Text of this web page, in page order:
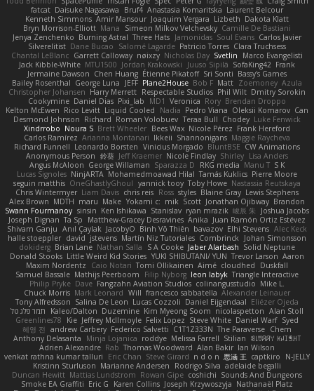
fatcat Daisuke Nagasawa Bruf4 Anastasia Komaritska Laurent Belcour
Kenneth Simmons Amir Mansour Joaquim Vergara Lizbeth Dakota Klatt
Bryn Morrison-Elliott Mana Simeon Milkov Velchevsky Camille De Bastiani
Jenya Zenchenko Burning Astral Three Hats Jamonidas Soul Evans Carlos Javier
Silverelitist Dane Bucao Salomé Lagarde Patricio Torres Clara Truchsess
Chantal LeBlanc Garrett Calloway nøixzy Nicholas Day Svetlin
Marco Evangelisti
Jack Kibble-White MTU1500 Jordan Krakowski Juuso Sipilä SofaKing42 Frank
Jermaine Dawson Chen Huang Étienne Pikatoff Sri Sonti Bassy's Games
Bailey Rosenthal George Luna JEFF Plane2House Bob F Matt Zoemoney Azula
Christopher Johansen Harry Merrett Respectable Studios Phil Wilt Dmitry Sorokin
Cookymine Daniel Dias Pixi_lab MD1 Veronica Rory Brendan Droppo
Kelton McEwen Rico Levitt Liquid Cooled Nadia Pedro Viana Oleksii Komarov Can
Desmond Johnson Richard Roman Volobuev Teraa Bull Chodey Luke Fenwick
Xindrrobo Noura S Brett Wheeler Bees Wax Nicole Pérez Frank Hereford
Carlos Ramírez Arianna Montanari Ikkeii Shannonigans Maggie Raycheva
Richard Funnell Leonardo Borsten Vinicius Morgado BluntBSE CW Animations
Anonymous Person 鈴葵 Jeff Kraemer Nicole Findlay Shirley Lisa Anders
Angus McAloon George Willaman Sparazza D RKG media Manu T S K
Lucas Signoles NinjARTA Mohamedmoawad Hilal Tamás Kuklics Pierre Moore
seguin matthis OneGhastlyGhoul yannick tooy Toby Howe Nastassia Reutskaya
Chris Wintermyer Liam Davis chris reis Ross styles Blaine Gray Lewis Stephens
Alex Brown MDTH maru Make Yokami c: mik Scott Jonathan Ojibway Brandon
Swann Fourmanoy sinsin Ken Ishikawa Stanislav ryan mrazik 峻辰 朱
Joshua Jacobs
Joseph Dignan Ta Sp Matthew-Gracey Desravines Anika Juan Ramón Ortiz Estévez
Shivam Ganju Anıl Çaylak JacobyO Bình Võ Thiên bavazov Elhi Stevens Alec Keck
halle stoeppler david jstevens Martín Niz Tutoriales Combrinck Johan Simonsson
dokiderg Brian Lane Nathan Salla S A Cooke Jaber Alarbash Solid Neptune
Donald Stooks Little Weird Kid Stories YUKI SHIBUTANI/ YUN Trevor Larson Aaron
Maxim Nordentz
Caio Notari Tomi Ollikainen Aimé cloudhed
Duskfall
Samuel Bassale Mathijs Peerboom Filip Nyborg leon labyk Triangle Interactive
Philip Pryke Dave Fangzahn Aviation Studios colinangusstudio Mike L.
Chuck Morris Mark Leonard Will francesco sabbatella Alexander Leinauer
Tony Alfredsson Salina De Leon Lucas Cozzoli Daniel Eijgendaal Eliézer Ojeda
תמר פלג טל
Kaleo/Dalton Duzemine Kim Myeong Soom nicolaspetton Alan Stoll
Greenlines78
Kie Jeffrey McIlmoyle Felix Lopez Steve White Daniel Warf Syed
혜영 전 andrew Carbery Federico Salvetti C1T1Z333N The Paraverse Chem
Anthony Delasanta
Minja Lojanica roddye Melissa Farrell Stilian ꌃ꒒ꀎꋪꋪꌩ ꀘꈤꀤꁅꃅ꓄
Adrien Alexandre Rab Thomas Woodward Alan Bakir Ian Wilson
venkat rathna kumar talluri
Eric Chan Steve Girard n d o n 思涵 王 captkiro
N-JELLY
Kristinn Sturluson Marianne Andersen Rodrigo Silva adelaide begalli
Duncan Hewitt Mattias Lundstrom Rowan Gipe coshichi Sounds And Dungeons
Smoke EA Graffiti Eric G Karen Collins Joseph Krzywoszyja Nathanaël Platz